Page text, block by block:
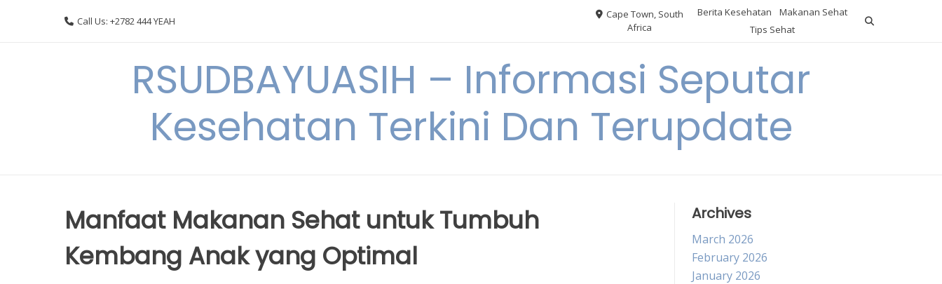
Call Us: +2782 444 YEAH
Cape Town, South
Africa
Berita Kesehatan
Makanan Sehat
Tips Sehat
RSUDBAYUASIH – Informasi Seputar
Kesehatan Terkini Dan Terupdate
Manfaat Makanan Sehat untuk Tumbuh
Kembang Anak yang Optimal
Archives
March 2026
February 2026
January 2026